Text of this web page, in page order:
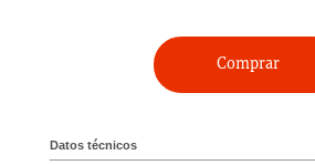
Comprar
Datos técnicos